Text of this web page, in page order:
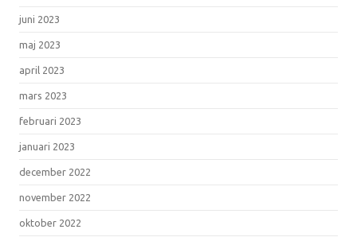
juni 2023
maj 2023
april 2023
mars 2023
februari 2023
januari 2023
december 2022
november 2022
oktober 2022